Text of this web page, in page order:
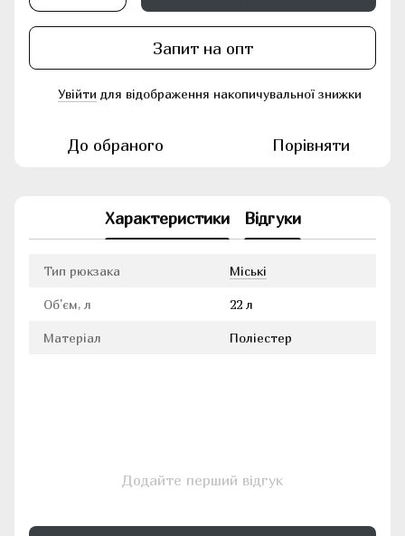
Запит на опт
Увійти для відображення накопичувальної знижки
До обраного Порівняти
Характеристики Відгуки
Тип рюкзака Міські
Об'єм, л 22 л
Матеріал Поліестер
Додайте перший відгук